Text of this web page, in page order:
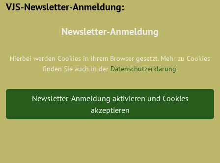
VJS-Newsletter-Anmeldung:
Newsletter-Anmeldung
Hierbei werden Cookies in ihrem Browser gesetzt. Mehr zu Cookies
finden Sie auch in der Datenschutzerklärung.
Newsletter-Anmeldung aktivieren und Cookies
akzeptieren